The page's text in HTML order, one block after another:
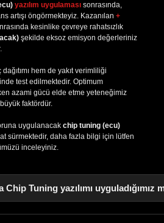
yazılım uygulaması sonrasında,
artışı öngörmekteyiz. Kazanılan +
kesinlike çevreye rahatsızlık
şekilde eksoz emisyon değerleriniz
dağıtımı hem de yakıt verimliliği
test edilmektedir. Optimum
azami gücü elde etme yeteneğimiz
faktördür.
uygulanacak chip tuning (ecu)
sürmektedir, daha fazla bilgi için lütfen
inceleyiniz.
Chip Tuning yazılımı uyguladığımız